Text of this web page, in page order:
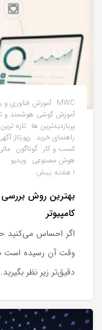
MWC آموزش فناوری و
آموزش گوشی هوشمند و
پربازدیدترین ها تازه ترین
راهنمای خرید رپورتاژ
کسب و کار گوناگون
هوش مصنوعی ویدیو
1 هفته پیش
بهترین روش
کامپیوتر
اگر احساس می‌کنید
وقت آن رسیده است
دقیق‌تر زیر نظر بگیرید.